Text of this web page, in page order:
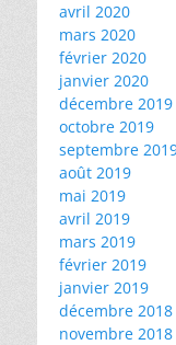
avril 2020
mars 2020
février 2020
janvier 2020
décembre 2019
octobre 2019
septembre
août 2019
mai 2019
avril 2019
mars 2019
février 2019
janvier 2019
décembre 2018
novembre 2018